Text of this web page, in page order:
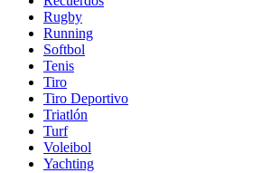
Rugby
Running
Softbol
Tenis
Tiro
Tiro Deportivo
Triatlón
Turf
Voleibol
Yachting